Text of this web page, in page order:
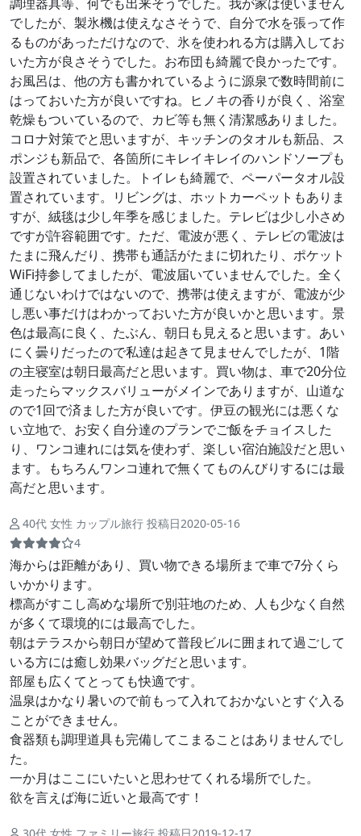
でしたが、製氷機は使えなさそうで、自分で水を張って作
るものがあっただけなので、氷を使われる方は購入してお
いた方が良さそうでした。お布団も綺麗で良かったです。
お風呂は、他の方も書かれているように源泉で数時間前に
はっておいた方が良いですね。ヒノキの香りが良く、浴室
乾燥もついているので、カビ等も無く清潔感ありました。
コロナ対策でと思いますが、キッチンのタオルも新品、ス
ポンジも新品で、各箇所にキレイキレイのハンドソープも
設置されていました。トイレも綺麗で、ペーパータオル設
置されています。リビングは、ホットカーペットもありま
すが、絨毯は少し年季を感じました。テレビは少し小さめ
ですが許容範囲です。ただ、電波が悪く、テレビの電波は
たまに飛んだり、携帯も通話がたまに切れたり、ポケット
WiFi持参してましたが、電波届いていませんでした。全く
通じないわけではないので、携帯は使えますが、電波が少
し悪い事だけはわかっておいた方が良いかと思います。景
色は最高に良く、たぶん、朝日も見えると思います。あい
にく曇りだったので私達は起きて見ませんでしたが、1階
の主寝室は朝日最高だと思います。買い物は、車で20分位
走ったらマックスバリューがメインでありますが、山道な
ので1回で済ました方が良いです。伊豆の観光には悪くな
い立地で、お安く自分達のプランでご飯をチョイスした
り、ワンコ連れには気を使わず、楽しい宿泊施設だと思い
ます。もちろんワンコ連れで無くてものんびりするには最
高だと思います。
40代 女性 カップル旅行 投稿日2020-05-16
4
海からは距離があり、買い物できる場所まで車で7分くら
いかかります。
標高がすこし高めな場所で別荘地のため、人も少なく自然
が多くて環境的には最高でした。
朝はテラスから朝日が望めて普段ビルに囲まれて過ごして
いる方には癒し効果バッグだと思います。
部屋も広くてとっても快適です。
温泉はかなり暑いので前もって入れておかないとすぐ入る
ことができません。
食器類も調理道具も完備してこまることはありませんでし
た。
一か月はここにいたいと思わせてくれる場所でした。
欲を言えば海に近いと最高です！